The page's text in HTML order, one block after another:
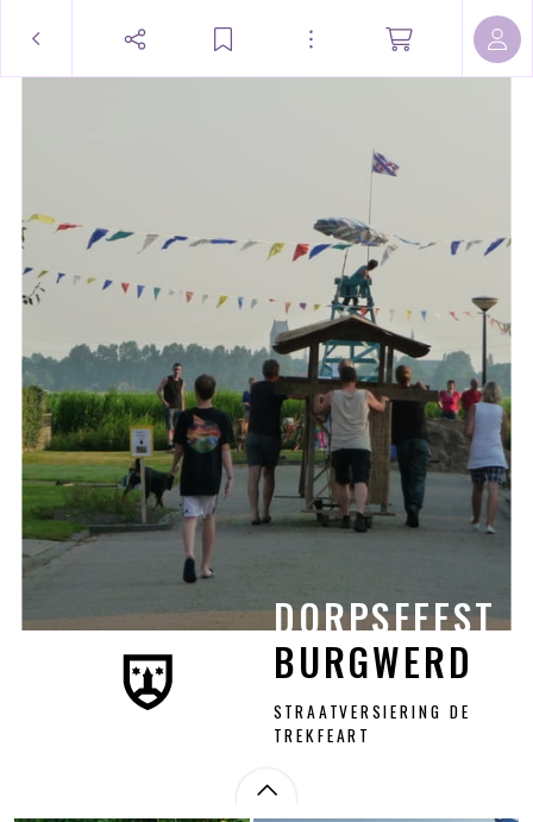
STRAATVERSIERING DE
TREKFEART
DORPSFEEST
BURGWERD
DORPSFEEST
BURGWERD